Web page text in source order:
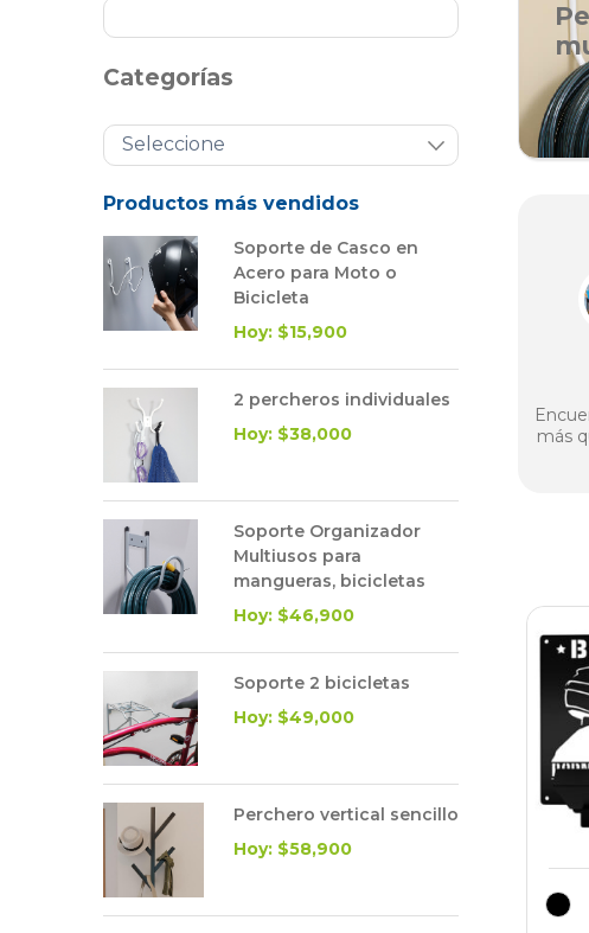
Categorías
Productos más vendidos
Soporte de Casco en
Acero para Moto o
Bicicleta
Hoy: $15,900
2 percheros individuales
Hoy: $38,000
Soporte Organizador
Multiusos para
mangueras, bicicletas
Hoy: $46,900
Soporte 2 bicicletas
Hoy: $49,000
Perchero vertical sencillo
Hoy: $58,900
más